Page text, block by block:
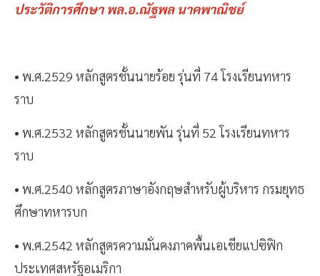
ประวัติการศึกษา พล.อ.ณัฐพล นาคพาณิชย์
• พ.ศ.2529 หลักสูตรชั้นนายร้อย รุ่นที่ 74 โรงเรียนทหาร
ราบ
• พ.ศ.2532 หลักสูตรชั้นนายพัน รุ่นที่ 52 โรงเรียนทหาร
ราบ
• พ.ศ.2540 หลักสูตรภาษาอังกฤษสำหรับผู้บริหาร กรมยุทธ
ศึกษาทหารบก
• พ.ศ.2542 หลักสูตรความมั่นคงภาคพื้นเอเชียแปซิฟิก
ประเทศสหรัฐอเมริกา